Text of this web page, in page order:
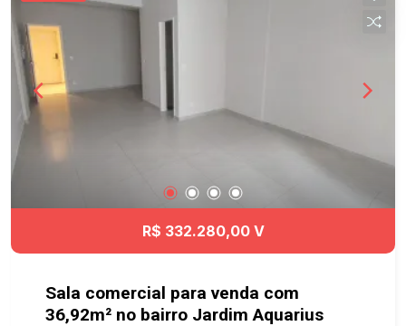
R$ 332.280,00 V
Sala comercial para venda com
36,92m² no bairro Jardim Aquarius